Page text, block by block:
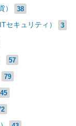
） 38
セキュリティ） 3
57
79
45